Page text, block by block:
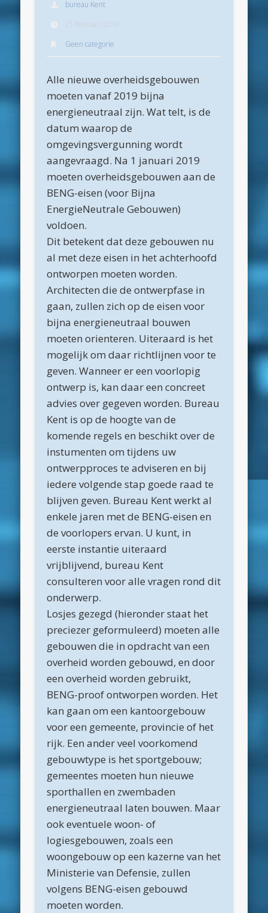
Archieven
juni 2026
mei 2026
april 2026
maart 2026
februari 2026
januari 2026
december 2025
oktober 2025
juni 2025
maart 2025
februari 2025
januari 2025
december 2024
november 2024
september 2024
juni 2024
april 2024
maart 2024
februari 2024
november 2022
oktober 2022
maart 2022
december 2021
april 2021
februari 2021
januari 2021
december 2020
november 2020
oktober 2020
september 2020
augustus 2020
juni 2020
mei 2020
april 2020
maart 2020
februari 2020
bureau Kent
21 februari 2018
Geen categorie
Alle nieuwe overheidsgebouwen
moeten vanaf 2019 bijna
energieneutraal zijn. Wat telt, is de
datum waarop de
omgevingsvergunning wordt
aangevraagd. Na 1 januari 2019
moeten overheidsgebouwen aan de
BENG-eisen (voor Bijna
EnergieNeutrale Gebouwen)
voldoen.
Dit betekent dat deze gebouwen nu
al met deze eisen in het achterhoofd
ontworpen moeten worden.
Architecten die de ontwerpfase in
gaan, zullen zich op de eisen voor
bijna energieneutraal bouwen
moeten orienteren. Uiteraard is het
mogelijk om daar richtlijnen voor te
geven. Wanneer er een voorlopig
ontwerp is, kan daar een concreet
advies over gegeven worden. Bureau
Kent is op de hoogte van de
komende regels en beschikt over de
instumenten om tijdens uw
ontwerpproces te adviseren en bij
iedere volgende stap goede raad te
blijven geven. Bureau Kent werkt al
enkele jaren met de BENG-eisen en
de voorlopers ervan. U kunt, in
eerste instantie uiteraard
vrijblijvend, bureau Kent
consulteren voor alle vragen rond dit
onderwerp.
Losjes gezegd (hieronder staat het
preciezer geformuleerd) moeten alle
gebouwen die in opdracht van een
overheid worden gebouwd, en door
een overheid worden gebruikt,
BENG-proof ontworpen worden. Het
kan gaan om een kantoorgebouw
voor een gemeente, provincie of het
rijk. Een ander veel voorkomend
gebouwtype is het sportgebouw;
gemeentes moeten hun nieuwe
sporthallen en zwembaden
energieneutraal laten bouwen. Maar
ook eventuele woon- of
logiesgebouwen, zoals een
woongebouw op een kazerne van het
Ministerie van Defensie, zullen
volgens BENG-eisen gebouwd
moeten worden.